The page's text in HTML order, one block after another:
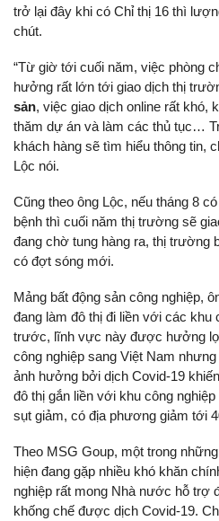
trở lại đây khi có Chỉ thị 16 thì
chút.
“Từ giờ tới cuối năm, việc phòng
hưởng rất lớn tới giao dịch thị
sản, việc giao dịch online rất khó,
thăm dự án và làm các thủ tục…
khách hàng sẽ tìm hiểu thông tin,
Lộc nói.
Cũng theo ông Lộc, nếu tháng 8
bệnh thì cuối năm thị trường sẽ
đang chờ tung hàng ra, thị trường
có đợt sóng mới.
Mảng bất động sản công nghiệp,
đang làm đô thị đi liền với các khu
trước, lĩnh vực này được hưởng
công nghiệp sang Việt Nam
ảnh hưởng bởi dịch Covid-19
đô thị gắn liền với khu công
sụt giảm, có địa phương giảm tới
Theo MSG Goup, một trong
hiện đang gặp nhiều khó khăn
nghiệp rất mong Nhà nước hỗ trợ
khống chế được dịch Covid-19.